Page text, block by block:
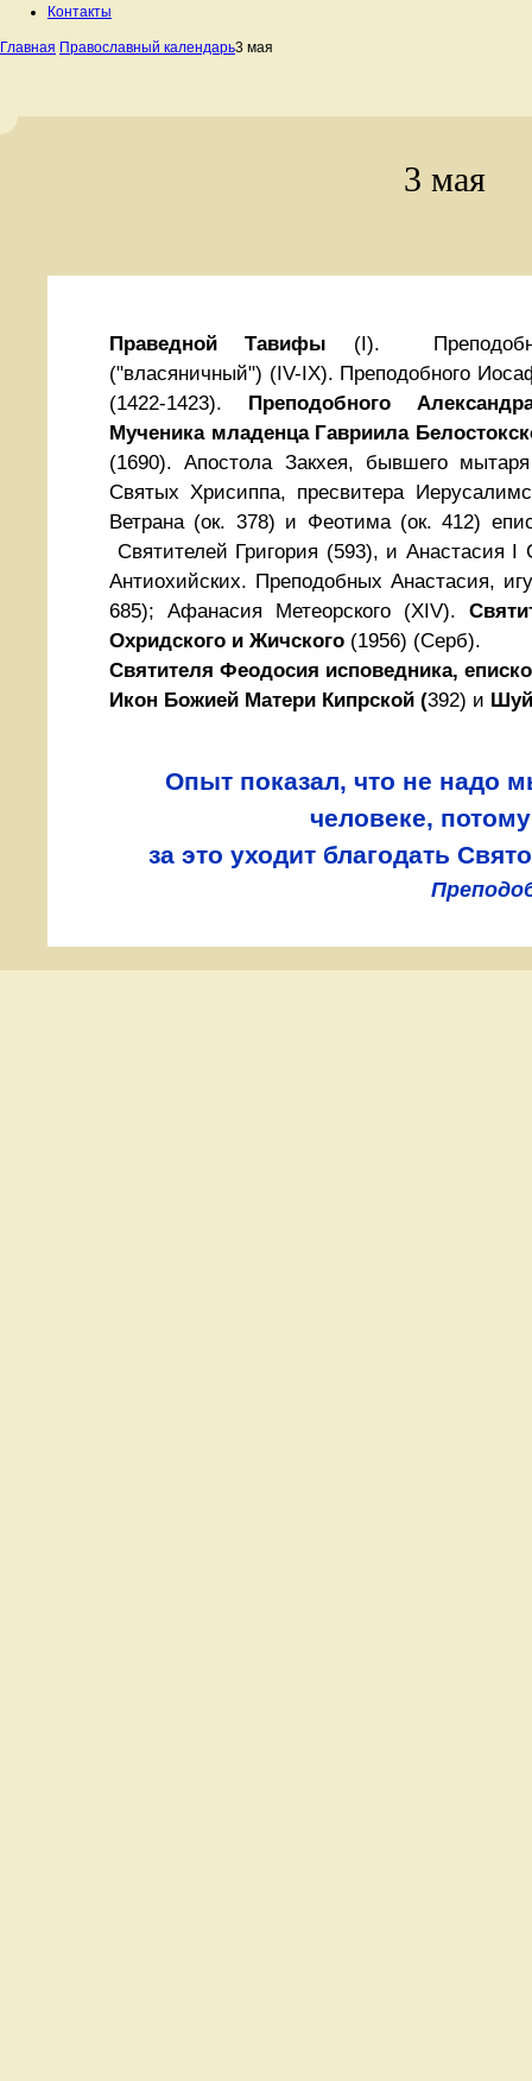
Контакты
Главная Православный календарь3 мая
3 мая
Праведной Тавифы (I).
("власяничный") (IV-IX). Преподобного
(1422-1423).
Преподобного
Мученика младенца Гавриила
(1690).Апостола Закхея, бывшего
Святых Хрисиппа, пресвитера
Ветрана (ок. 378) и Феотима (ок. 412)
Святителей Григория (593), и Анастасия I
Антиохийских. Преподобных Анастасия,
685); Афанасия Метеорского (XIV).
Охридского и Жичского (1956) (Серб).
Святителя Феодосия исповедника,
Икон Божией Матери Кипрской (392) и
Опыт показал, что не надо
человеке,
за это уходит благодать